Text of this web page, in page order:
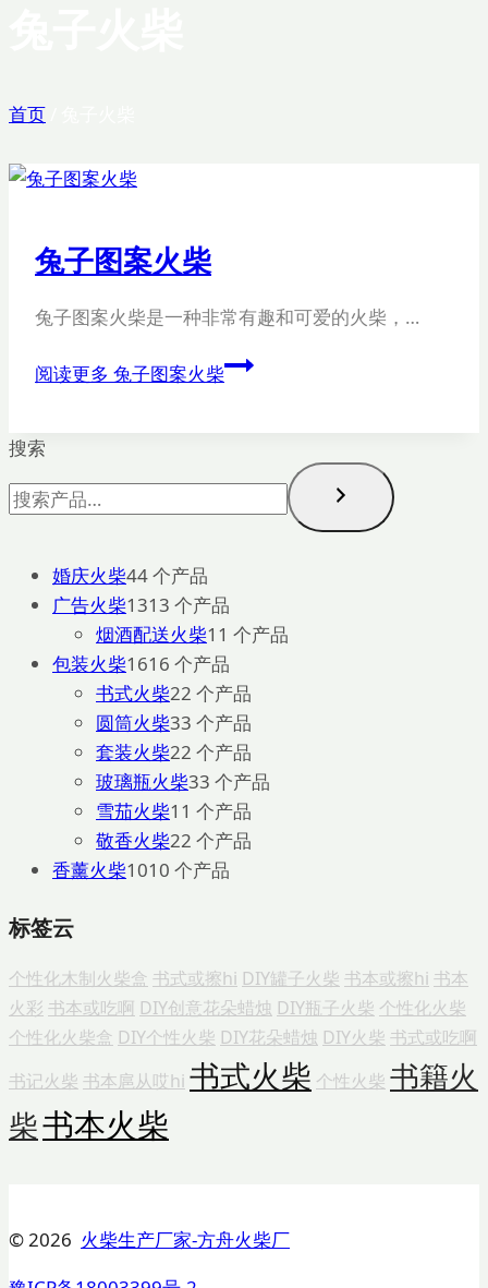
首页
兔子图案火柴
兔子图案火柴是一种非常有趣和可爱的火柴，…
阅读更多 兔子图案火柴
搜索
婚庆火柴44 个产品
广告火柴1313 个产品
烟酒配送火柴1 1 个产品
包装火柴1616 个产品
书式火柴22 个产品
圆筒火柴33 个产品
套装火柴22 个产品
玻璃瓶火柴33 个产品
雪茄火柴1 1 个产品
敬香火柴22 个产品
香薰火柴1010 个产品
标签云
个性化木制火柴盒 书式或擦hi DIY罐子火柴 书本或擦hi 书本
火彩 书本或吃啊 DIY创意花朵蜡烛 DIY瓶子火柴 个性化火柴
个性化火柴盒 DIY个性火柴 DIY花朵蜡烛 DIY火柴 书式或吃啊
书记火柴 书本扈从哎hi 书式火柴 个性火柴 书籍火
柴书本火柴
© 2026 火柴生产厂家-方舟火柴厂